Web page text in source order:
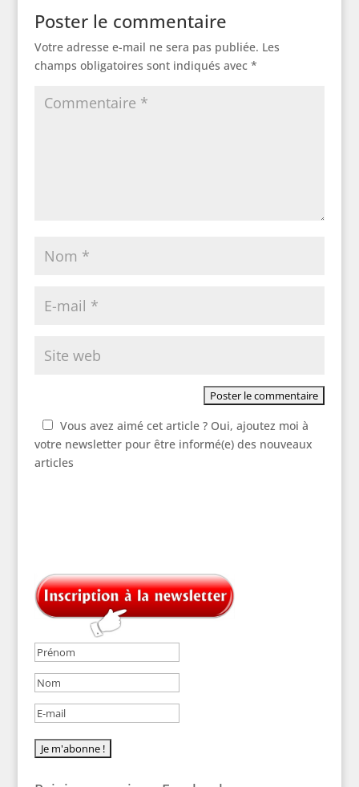
Poster le commentaire
Votre adresse e-mail ne sera pas publiée. Les
champs obligatoires sont indiqués avec *
Vous avez aimé cet article ? Oui, ajoutez moi à
votre newsletter pour être informé(e) des nouveaux
articles